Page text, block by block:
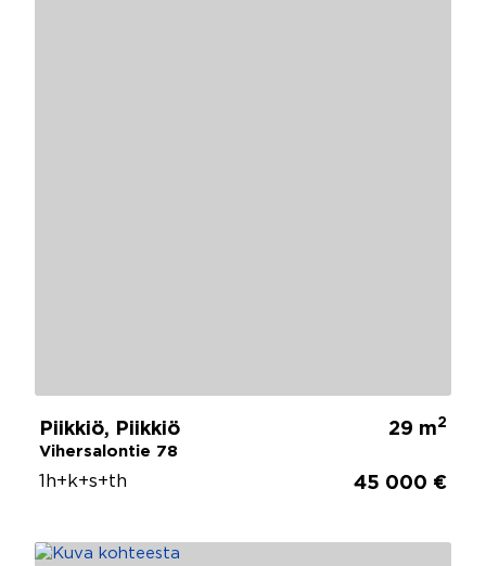
Piikkiö, Piikkiö
Vihersalontie 78
29 m2
1h+k+s+th 45 000 €